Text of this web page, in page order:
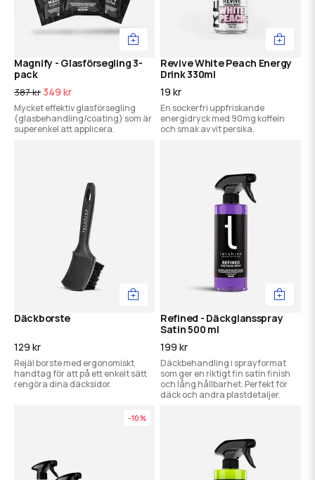
Magnify - Glasförsegling 3-
pack
387 kr349 kr
Mycket effektiv glasförsegling
(glasbehandling/coating) som är
superenkel att applicera.
Revive White Peach Energy
Drink 330ml
19 kr
En sockerfri uppfriskande
energidryck med 90mg koffein
och smak av vit persika.
Däckborste
129 kr
Rejäl borste med ergonomiskt
handtag för att på ett enkelt sätt
rengöra dina däcksidor.
Refined - Däckglansspray
Satin 500 ml
199 kr
Däckbehandling i sprayformat
som ger en riktigt fin satin finish
och lång hållbarhet. Perfekt för
däck och andra plastdetaljer.
-10%